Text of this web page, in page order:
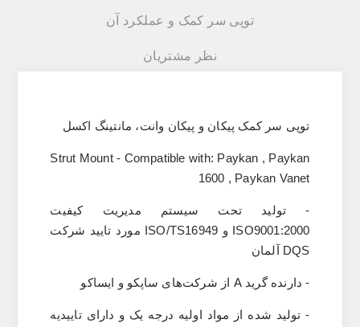
توپی سر کمک و عملکرد آن
نظر مشتریان
توپی سر کمک پیکان و پیکان وانت، مانتینگ اکسل
Strut Mount - Compatible with: Paykan , Paykan
1600 , Paykan Vanet
- تولید تحت سیستم مدیریت کیفیت
ISO9001:2000 و ISO/TS16949 مورد تایید شرکت
DQS آلمان
- دارنده گریدA از شرکت‌های ساپکو و ایساکو
- تولید شده از مواد اولیه درجه یک و دارای تاییدیه